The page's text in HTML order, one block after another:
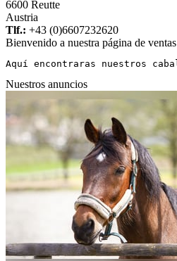
6600 Reutte
Austria
Tlf.: +43 (0)6607232620
Bienvenido a nuestra página de
Aquí encontraras nuestros
Nuestros anuncios